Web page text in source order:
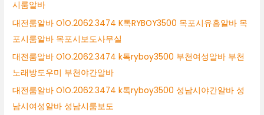
시룸알바
대전룸알바 O1O.2062.3474 K톡RYBOY3500 목포시유흥알바 목
포시룸알바 목포시보도사무실
대전룸알바 O1O.2062.3474 k톡ryboy3500 부천여성알바 부천
노래방도우미 부천야간알바
대전룸알바 O1O.2062.3474 k톡ryboy3500 성남시야간알바 성
남시여성알바 성남시룸보도